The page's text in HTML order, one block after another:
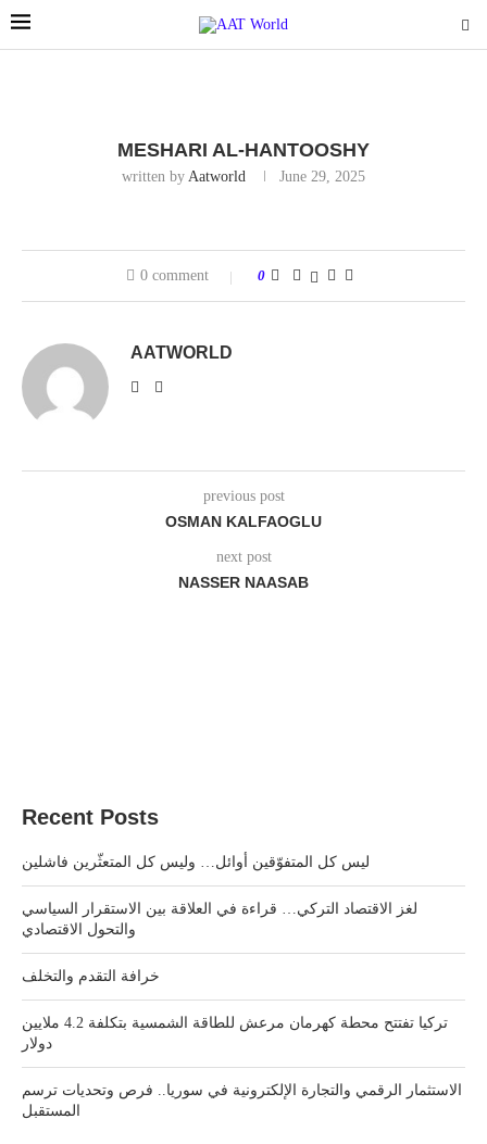
MESHARI AL-HANTOOSHY
written by Aatworld June 29, 2025
0 comment 0
AATWORLD
previous post
OSMAN KALFAOGLU
next post
NASSER NAASAB
Recent Posts
ليس كل المتفوّقين أوائل… وليس كل المتعثّرين فاشلين
لغز الاقتصاد التركي… قراءة في العلاقة بين الاستقرار السياسي
والتحول الاقتصادي
خرافة التقدم والتخلف
تركيا تفتتح محطة كهرمان مرعش للطاقة الشمسية بتكلفة 4.2 ملايين
دولار
الاستثمار الرقمي والتجارة الإلكترونية في سوريا.. فرص وتحديات ترسم
المستقبل